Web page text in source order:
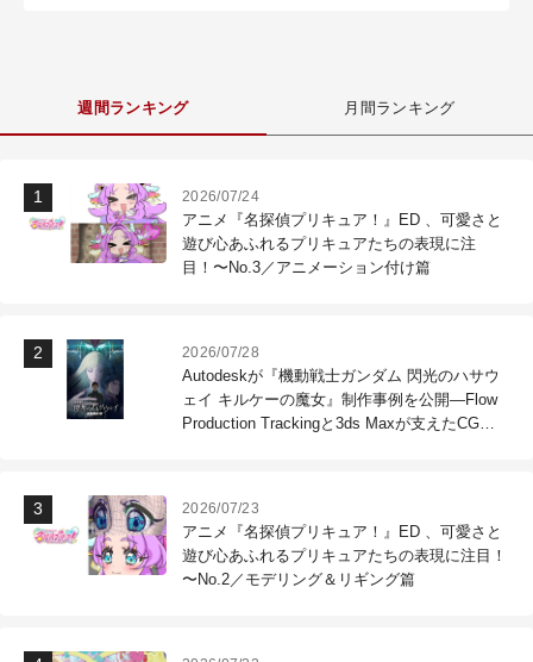
週間ランキング 月間ランキング
2026/07/24
アニメ『名探偵プリキュア！』ED 、可愛さと
遊び心あふれるプリキュアたちの表現に注
目！〜No.3／アニメーション付け篇
2026/07/28
Autodeskが『機動戦士ガンダム 閃光のハサウ
ェイ キルケーの魔女』制作事例を公開―Flow
Production Trackingと3ds Maxが支えたCG制
2026/07/23
アニメ『名探偵プリキュア！』ED 、可愛さと
遊び心あふれるプリキュアたちの表現に注目！
〜No.2／モデリング＆リギング篇